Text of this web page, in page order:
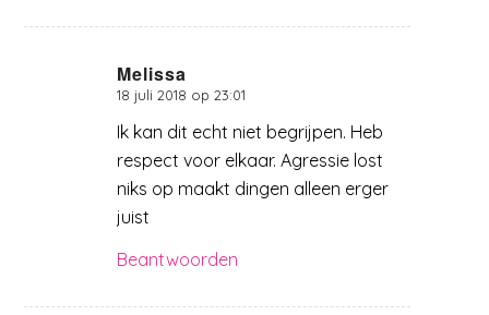
Melissa
zegt:
18 juli 2018 op 23:01
Ik kan dit echt niet begrijpen. Heb
respect voor elkaar. Agressie lost
niks op maakt dingen alleen erger
juist
Beantwoorden